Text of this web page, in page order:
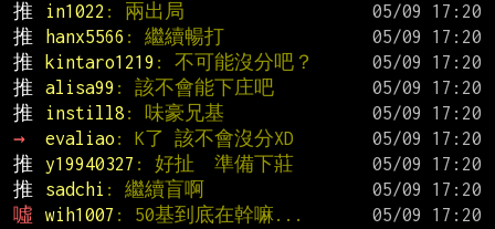
推
in1022 : 兩出局
推
hanx5566 : 繼續暢打
推
kintaro1219 : 不可能沒分吧？
推
alisa99 : 該不會能下庄吧
推
instill8 : 味豪兄基
→
evaliao : K了 該不會沒分XD
推
y19940327 : 好扯  準備下莊
推
sadchi : 繼續盲啊
噓
wih1007 : 50基到底在幹嘛...